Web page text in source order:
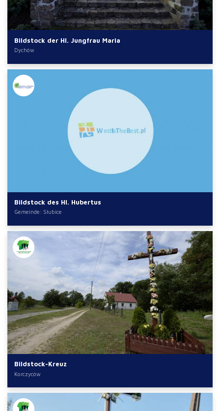
Bildstock der Hl. Jungfrau Maria
Dychów
Bildstock des Hl. Hubertus
Gemeinde: Słubice
Bildstock-Kreuz
Korczyców